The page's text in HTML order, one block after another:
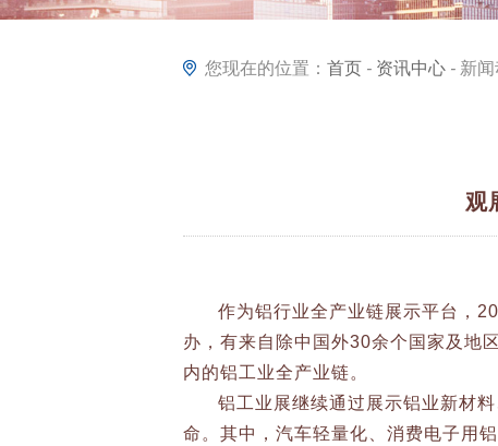
您现在的位置： 首页 - 资讯中心 - 新
观
作为铝行业全产业链展示平台，
办，有来自除中国外30余个国家及地
内的铝工业全产业链。
铝工业展继续通过展示铝业新材
命。其中，汽车轻量化、消费电子用